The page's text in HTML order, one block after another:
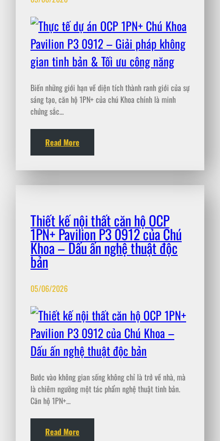
Biến những giới hạn về diện tích thành ranh giới của sự
sáng tạo, căn hộ 1PN+ của chú Khoa chính là minh
chứng sắc…
Read More
Thiết kế nội thất căn hộ OCP
1PN+ Pavilion P3 0912 của Chú
Khoa – Dấu ấn nghệ thuật độc
bản
05/06/2026
Bước vào không gian sống không chỉ là trở về nhà, mà
là chiêm ngưỡng một tác phẩm nghệ thuật tinh bản.
Căn hộ 1PN+…
Read More